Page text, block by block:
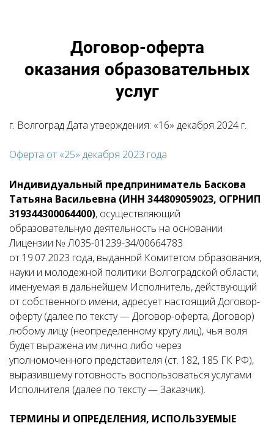
Договор-оферта
оказания образовательных
услуг
г. Волгоград Дата утверждения: «16» декабря 2024 г.
Оферта от «25» декабря 2023 года
Индивидуальный предприниматель Баскова
Татьяна Васильевна (ИНН 344809059023, ОГРНИП
319344300064400), осуществляющий
образовательную деятельность на основании
Лицензии № Л035-01239-34/00664783
от 19.07.2023 года, выданной Комитетом образования,
науки и молодежной политики Волгоградской области,
именуемая в дальнейшем Исполнитель, действующий
от собственного имени, адресует настоящий Договор-
оферту (далее по тексту — Договор-оферта, Договор)
любому лицу (неопределенному кругу лиц), чья воля
будет выражена им лично либо через
уполномоченного представителя (ст. 182, 185 ГК РФ),
выразившему готовность воспользоваться услугами
Исполнителя (далее по тексту — Заказчик).
ТЕРМИНЫ И ОПРЕДЕЛЕНИЯ, ИСПОЛЬЗУЕМЫЕ